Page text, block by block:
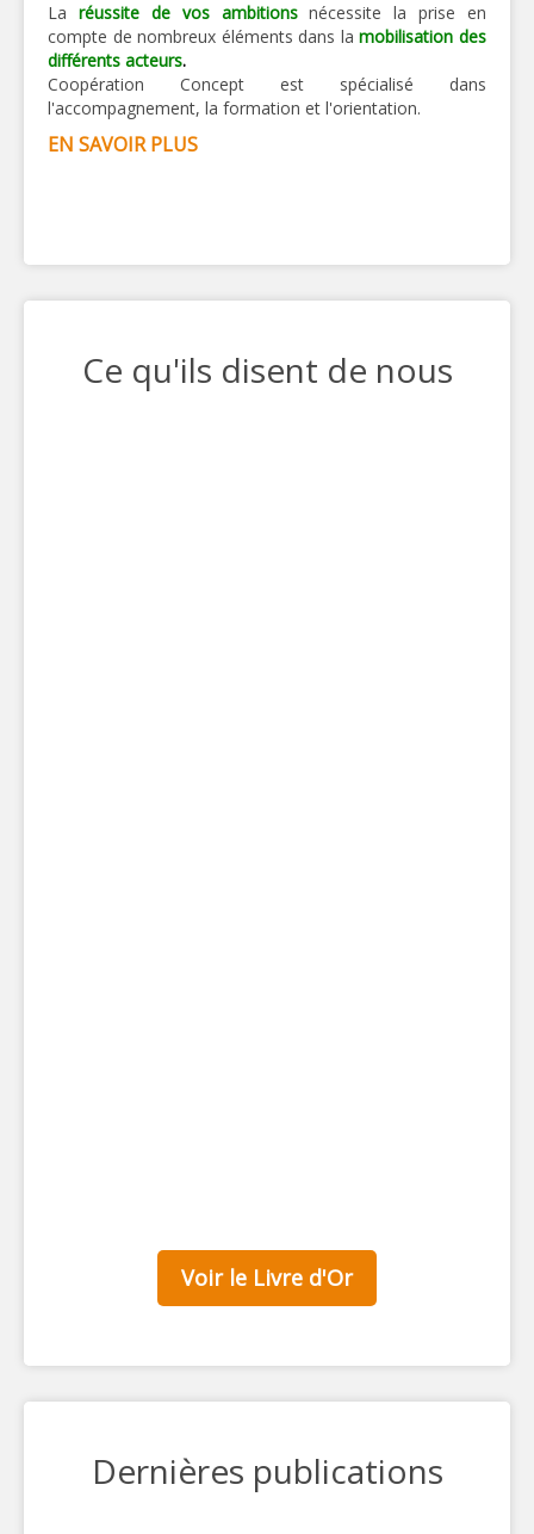
La réussite de vos ambitions nécessite la prise en
compte de nombreux éléments dans lamobilisation des
différents acteurs.
Coopération Concept est spécialisé dans
l'accompagnement, la formation et l'orientation.
EN SAVOIR PLUS
Ce qu'ils disent de nous
Voir le Livre d'Or
Dernières publications